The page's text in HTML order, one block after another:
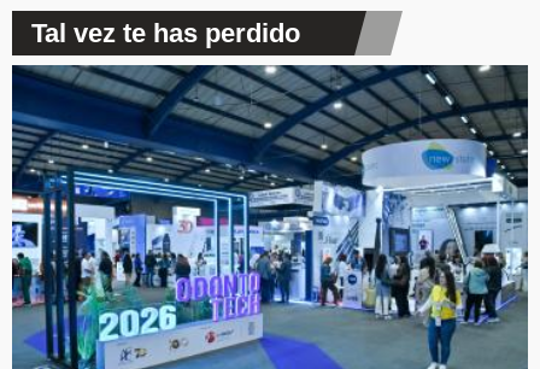
Tal vez te has perdido